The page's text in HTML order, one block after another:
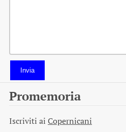
Invia
Promemoria
Iscriviti ai Copernicani